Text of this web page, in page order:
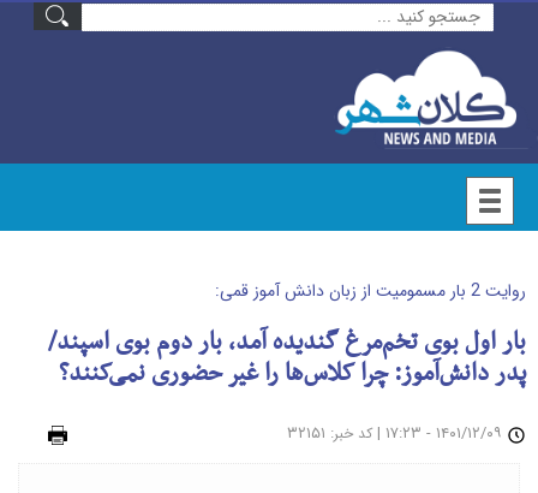
روایت 2 بار مسمومیت از زبان دانش آموز قمی:
بار اول بوی تخم‌مرغ گندیده آمد، بار دوم بوی اسپند/
پدر دانش‌آموز: چرا کلاس‌ها را غیر حضوری نمی‌کنند؟
| کد خبر: ۳۲۱۵۱